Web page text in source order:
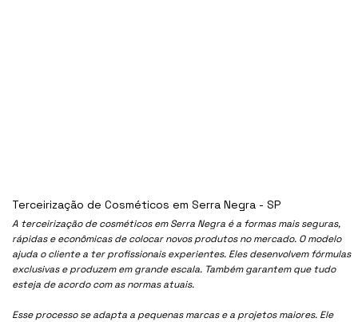
A terceirização de cosméticos em Serra Negra é a formas mais seguras,
rápidas e econômicas de colocar novos produtos no mercado. O modelo
ajuda o cliente a ter profissionais experientes. Eles desenvolvem fórmulas
exclusivas e produzem em grande escala. Também garantem que tudo
esteja de acordo com as normas atuais.
Esse processo se adapta a pequenas marcas e a projetos maiores. Ele
Terceirização de Cosméticos em Serra Negra - SP